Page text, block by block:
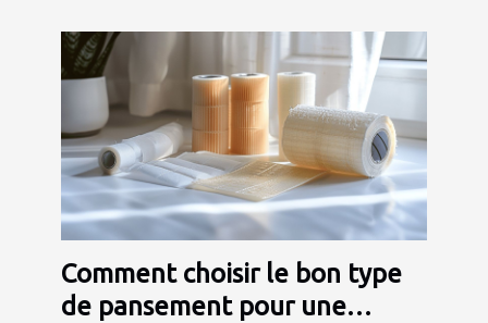
Comment choisir le bon type
de pansement pour une